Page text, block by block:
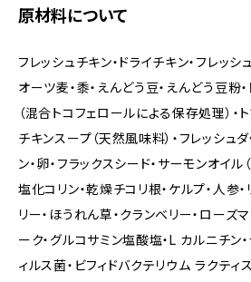
原材料について
フレッシュチキン・ドライチキン・フレッシ
オーツ麦・黍・えんどう豆・えんどう豆粉
（混合トコフェロールによる保存処理）・ト
チキンスープ（天然風味料）・フレッシュ
ン・卵・フラックスシード・サーモンオイル
塩化コリン・乾燥チコリ根・ケルプ・人参・
リー・ほうれん草・クランベリー・ローズ
ーク・グルコサミン塩酸塩・L カルニチン
ィルス菌・ビフィドバクテリウム ラクティ